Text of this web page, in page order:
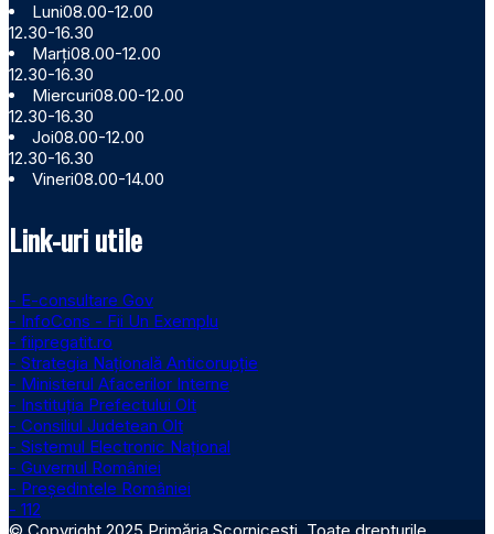
Luni08.00-12.00
12.30-16.30
Marți08.00-12.00
12.30-16.30
Miercuri08.00-12.00
12.30-16.30
Joi08.00-12.00
12.30-16.30
Vineri08.00-14.00
Link-uri utile
- E-consultare Gov
- InfoCons - Fii Un Exemplu
- fiipregatit.ro
- Strategia Națională Anticorupție
- Ministerul Afacerilor Interne
- Instituţia Prefectului Olt
- Consiliul Judetean Olt
- Sistemul Electronic Naţional
- Guvernul României
- Președintele României
- 112